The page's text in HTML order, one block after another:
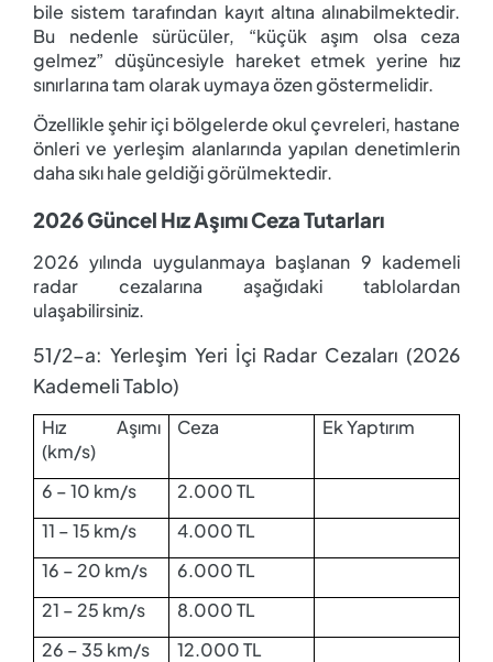
bile sistem tarafından kayıt altına alınabilmektedir.
Bu nedenle sürücüler, “küçük aşım olsa ceza
gelmez” düşüncesiyle hareket etmek yerine hız
sınırlarına tam olarak uymaya özen göstermelidir.
Özellikle şehir içi bölgelerde okul çevreleri, hastane
önleri ve yerleşim alanlarında yapılan denetimlerin
daha sıkı hale geldiği görülmektedir.
2026 Güncel Hız Aşımı Ceza Tutarları
2026 yılında uygulanmaya başlanan 9 kademeli
radar cezalarına aşağıdaki tablolardan
ulaşabilirsiniz.
51/2-a: Yerleşim Yeri İçi Radar Cezaları (2026
Kademeli Tablo)
Hız Aşımı
(km/s)
Ceza Ek Yaptırım
6 – 10 km/s
2.000 TL
11 – 15 km/s
4.000 TL
16 – 20 km/s
6.000 TL
21 – 25 km/s
8.000 TL
26 – 35 km/s
12.000 TL